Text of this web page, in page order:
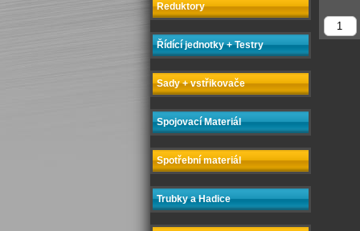
Reduktory
Řídící jednotky + Testry
Sady + vstřikovače
Spojovací Materiál
Spotřební materiál
Trubky a Hadice